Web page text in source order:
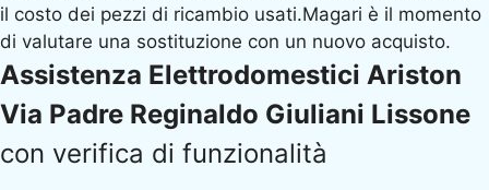
il costo dei pezzi di ricambio usati.Magari è il momento
di valutare una sostituzione con un nuovo acquisto.
Assistenza Elettrodomestici Ariston
Via Padre Reginaldo Giuliani Lissone
con verifica di funzionalità